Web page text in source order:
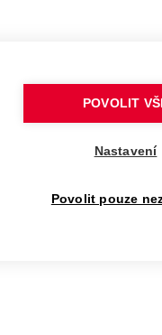
POVOLIT
Nastavení
Povolit pouze